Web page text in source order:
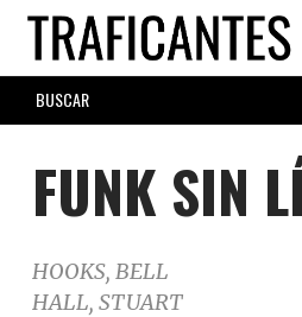
Skip
main
content
SEARCH
FORM
FUNK SIN
HOOKS, BELL
HALL, STUART